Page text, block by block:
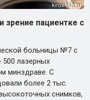
зрение пациентке с
больницы №7 с
500 лазерных
минздраве. С
более 2 тыс.
снимков,